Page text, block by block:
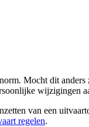
Mocht dit
wijzigingen
van een
regelen.